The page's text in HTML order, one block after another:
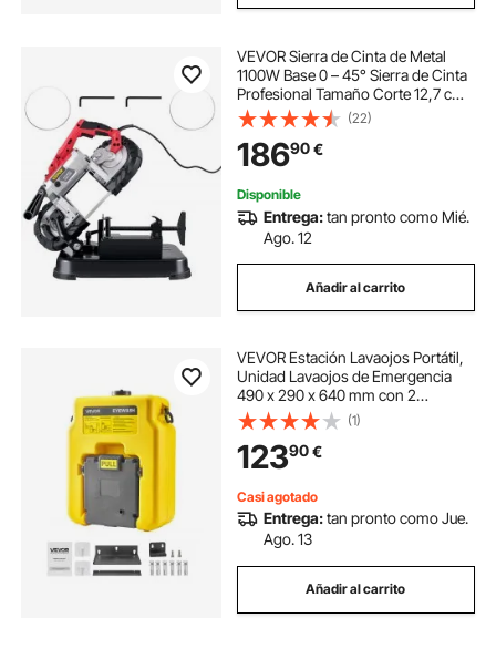
VEVOR Sierra de Cinta de Metal
1100W Base 0 – 45° Sierra de Cinta
Profesional Tamaño Corte 12,7 cm
137,8 - 472,4 Pies/min Sierra de
Cinta de Corte para Metal, Acero,
Aluminio y Cable Compuesto
(22)
18690€
Disponible
Entrega:tan pronto como Mié.
Ago. 12
Añadir al carrito
VEVOR Estación Lavaojos Portátil,
Unidad Lavaojos de Emergencia
490 x 290 x 640 mm con 2
Rociadores para Montaje en Pared
o Sobre Superficie Plana para
Escuelas, Laboratorios y Fábricas,
Amarillo
(1)
12390€
Casi agotado
Entrega:tan pronto como Jue.
Ago. 13
Añadir al carrito